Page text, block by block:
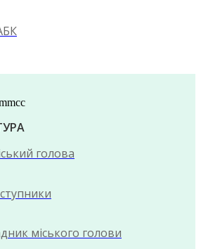
голова
міського голови